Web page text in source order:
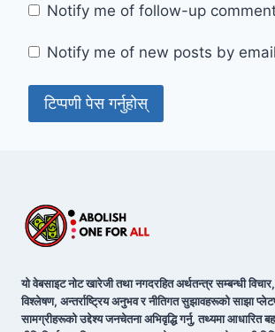
Notify me of follow-up
Notify me of new posts by
यो वेबसाइट नोट खारेजी तथा नगदरहित अर्थतन्त्र सम्बन्धी
विश्लेषण, अन्तर्राष्ट्रिय अनुभव र नीतिगत सुझावहरूको साझा
सामग्रीहरूको उद्देश्य जनचेतना अभिवृद्धि गर्नु, तथ्यमा आधारित